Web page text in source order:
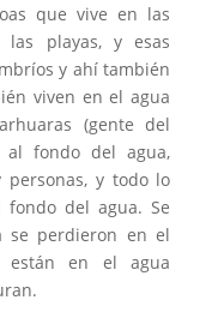
que vive en las
las playas, y esas
y ahí también
viven en el agua
(gente del
fondo del agua,
personas, y todo lo
del agua. Se
perdieron en el
están en el agua